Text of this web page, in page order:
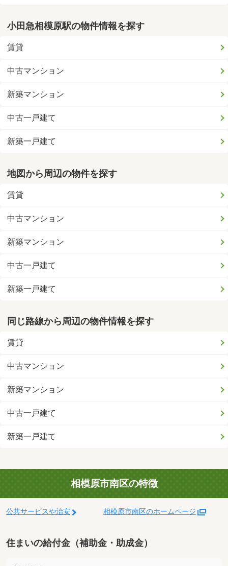
小田急相模原駅の物件情報を探す
賃貸
中古マンション
新築マンション
中古一戸建て
新築一戸建て
地図から周辺の物件を探す
賃貸
中古マンション
新築マンション
中古一戸建て
新築一戸建て
同じ路線から周辺の物件情報を探す
賃貸
中古マンション
新築マンション
中古一戸建て
新築一戸建て
相模原市南区の特徴
公共サービスや治安 相模原市南区のホームページ
住まいの給付金（補助金・助成金）